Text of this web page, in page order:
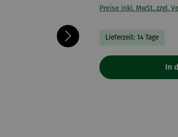
Preise inkl. MwSt. zzgl.
Lieferzeit: 14 Tage
In